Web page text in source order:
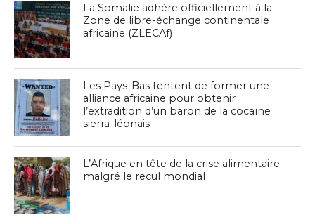
La Somalie adhère officiellement à la
Zone de libre-échange continentale
africaine (ZLECAf)
Les Pays-Bas tentent de former une
alliance africaine pour obtenir
l’extradition d’un baron de la cocaïne
sierra-léonais
L’Afrique en tête de la crise alimentaire
malgré le recul mondial